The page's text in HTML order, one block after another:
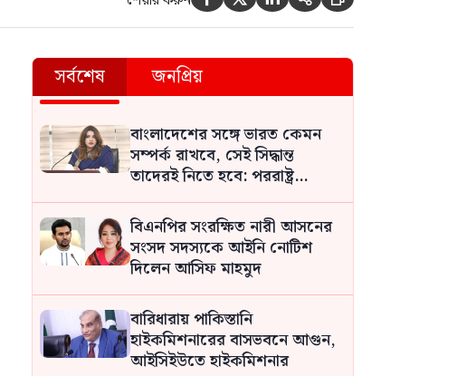
সর্বশেষ জনপ্রিয়
বাংলাদেশের সঙ্গে ভারত কেমন
সম্পর্ক রাখবে, সেই সিদ্ধান্ত
তাদেরই নিতে হবে: পররাষ্ট্র
প্রতিমন্ত্রী
বিএনপির সংরক্ষিত নারী আসনের
সংসদ সদস্যকে আইনি নোটিশ
দিলেন আসিফ মাহমুদ
বারিধারায় পাকিস্তানি
হাইকমিশনারের বাসভবনে আগুন,
আইসিইউতে হাইকমিশনার